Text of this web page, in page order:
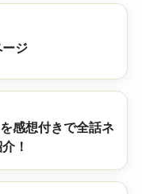
ジ
感想付きで全話ネ
！